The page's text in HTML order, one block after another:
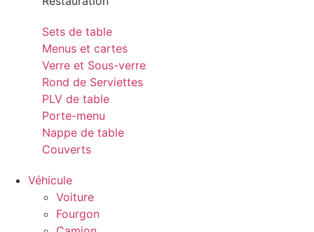
Sets de table
Menus et cartes
Verre et Sous-verre
Rond de Serviettes
PLV de table
Porte-menu
Nappe de table
Couverts
Véhicule
Voiture
Fourgon